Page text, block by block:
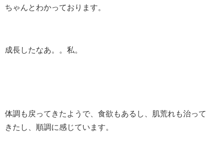
ちゃんとわかっております。
成長したなあ。。私。
体調も戻ってきたようで、食欲もあるし、肌荒れも治って
きたし、順調に感じています。